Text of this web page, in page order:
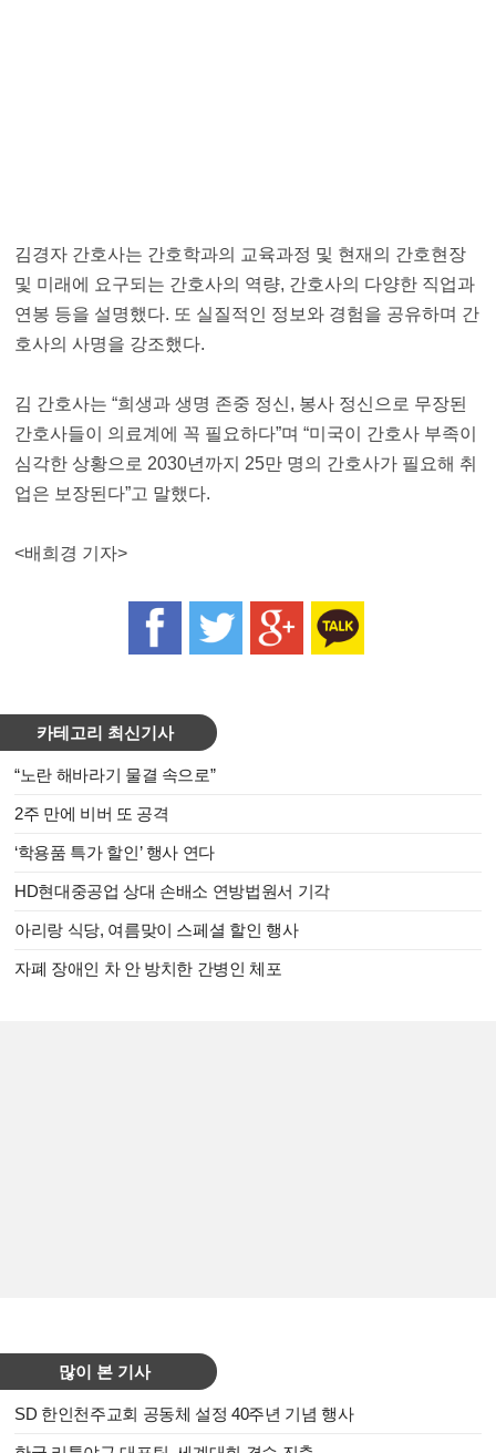
김경자 간호사는 간호학과의 교육과정 및 현재의 간호현장
및 미래에 요구되는 간호사의 역량, 간호사의 다양한 직업과
연봉 등을 설명했다. 또 실질적인 정보와 경험을 공유하며 간
호사의 사명을 강조했다.
김 간호사는 “희생과 생명 존중 정신, 봉사 정신으로 무장된
간호사들이 의료계에 꼭 필요하다”며 “미국이 간호사 부족이
심각한 상황으로 2030년까지 25만 명의 간호사가 필요해 취
업은 보장된다”고 말했다.
<배희경 기자>
카테고리 최신기사
“노란 해바라기 물결 속으로”
2주 만에 비버 또 공격
‘학용품 특가 할인’ 행사 연다
HD현대중공업 상대 손배소 연방법원서 기각
아리랑 식당, 여름맞이 스페셜 할인 행사
자폐 장애인 차 안 방치한 간병인 체포
많이 본 기사
SD 한인천주교회 공동체 설정 40주년 기념 행사